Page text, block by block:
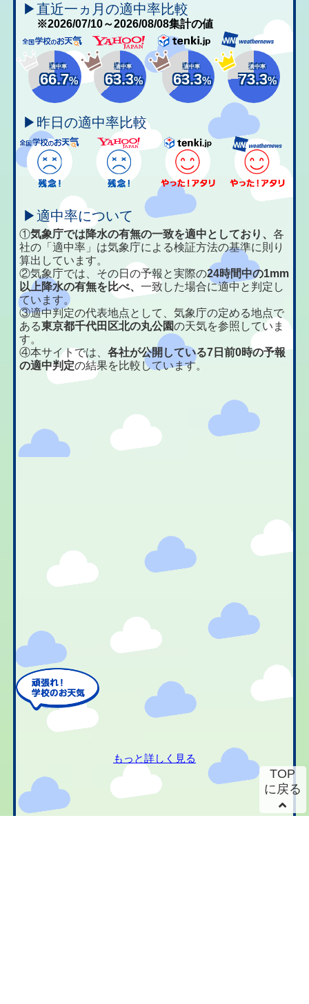
▶直近一ヵ月の適中率比較
※2026/07/10～2026/08/08集計の値
適中率
66.7%
適中率
63.3%
適中率
63.3%
適中率
73.3%
▶昨日の適中率比較
▶適中率について
①気象庁では降水の有無の一致を適中としており、各
社の「適中率」は気象庁による検証方法の基準に則り
算出しています。
②気象庁では、その日の予報と実際の24時間中の1mm
以上降水の有無を比べ、一致した場合に適中と判定し
ています。
③適中判定の代表地点として、気象庁の定める地点で
ある東京都千代田区北の丸公園の天気を参照していま
す。
④本サイトでは、各社が公開している7日前0時の予報
の適中判定の結果を比較しています。
もっと詳しく見る
TOP
に戻る